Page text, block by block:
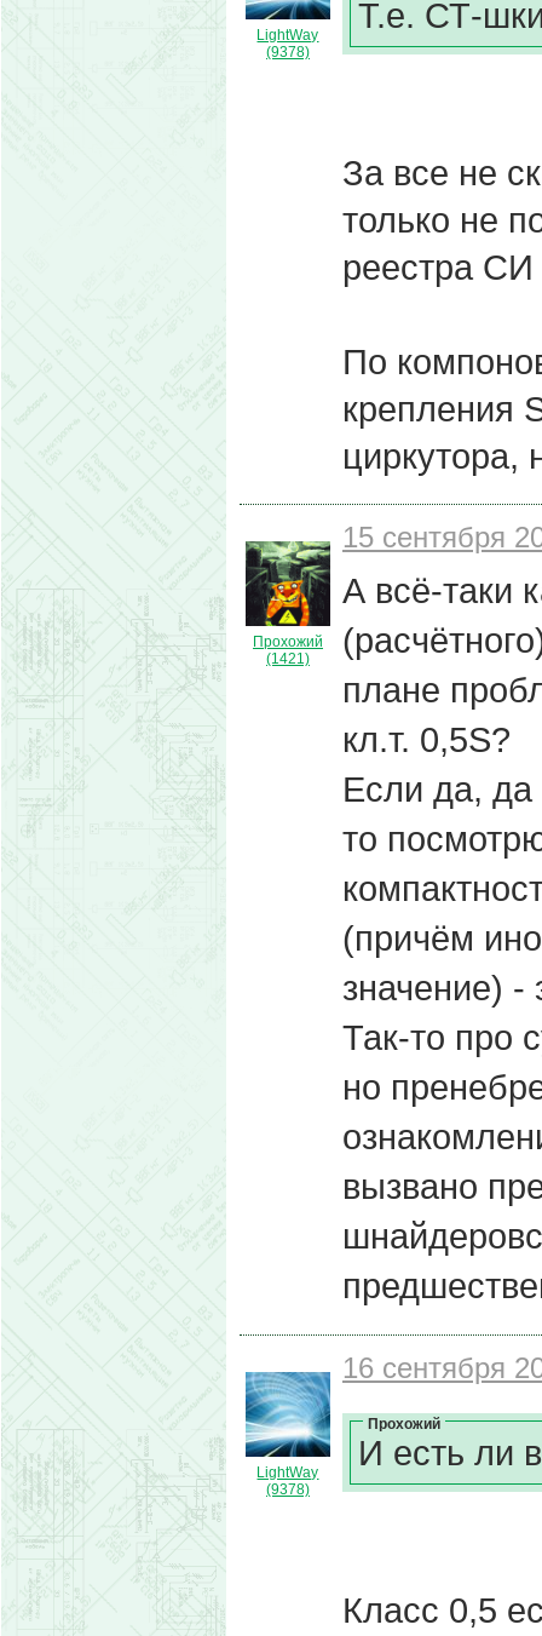
LightWay
(9378)
Т.е. СТ-
За все не
только не
реестра СИ
По
крепления
циркутора,
Прохожий
(1421)
15 сентября
А всё-таки
плане
кл.т. 0,5S?
Если да,
то
(причём
значение)
Так-то про
но
вызвано
LightWay
(9378)
16 сентября
Прохожий
И есть ли
Класс 0,5